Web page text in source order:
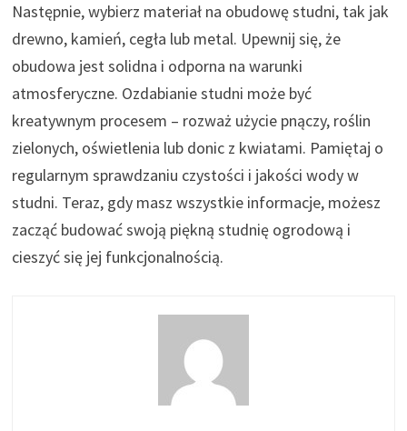
Następnie, wybierz materiał na obudowę studni, tak jak
drewno, kamień, cegła lub metal. Upewnij się, że
obudowa jest solidna i odporna na warunki
atmosferyczne. Ozdabianie studni może być
kreatywnym procesem – rozważ użycie pnączy, roślin
zielonych, oświetlenia lub donic z kwiatami. Pamiętaj o
regularnym sprawdzaniu czystości i jakości wody w
studni. Teraz, gdy masz wszystkie informacje, możesz
zacząć budować swoją piękną studnię ogrodową i
cieszyć się jej funkcjonalnością.